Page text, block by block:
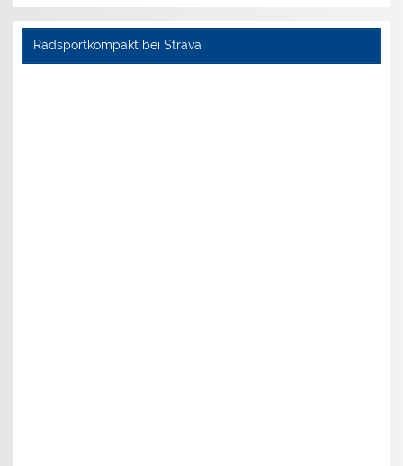
Radsportkompakt bei Strava